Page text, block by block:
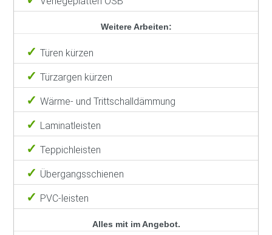
Weitere Arbeiten:
Türen kürzen
Türzargen kürzen
Wärme- und Trittschalldämmung
Laminatleisten
Teppichleisten
Übergangsschienen
PVC-leisten
Alles mit im Angebot.